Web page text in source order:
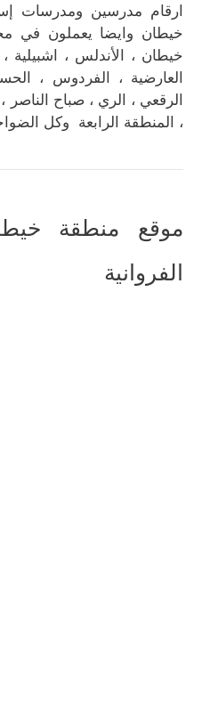
ارقام مدرسين ومدرسات
خيطان وايضا يعملون في
خيطان ، الأندلس ، اشبيلية
العارضية ، الفردوس ،
الرقعي ، الري ، صباح الناصر
، المنطقة الرابعة وكل
موقع منطقة
الفروانية